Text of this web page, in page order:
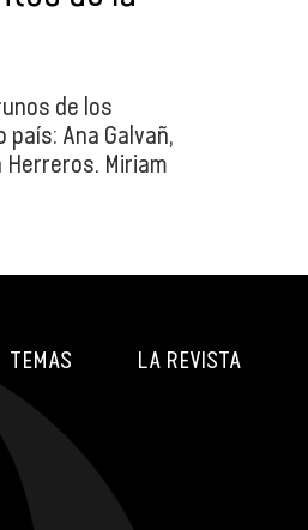
de los
Ana Galvañ,
Herreros, Miriam
TEMAS LA REVISTA